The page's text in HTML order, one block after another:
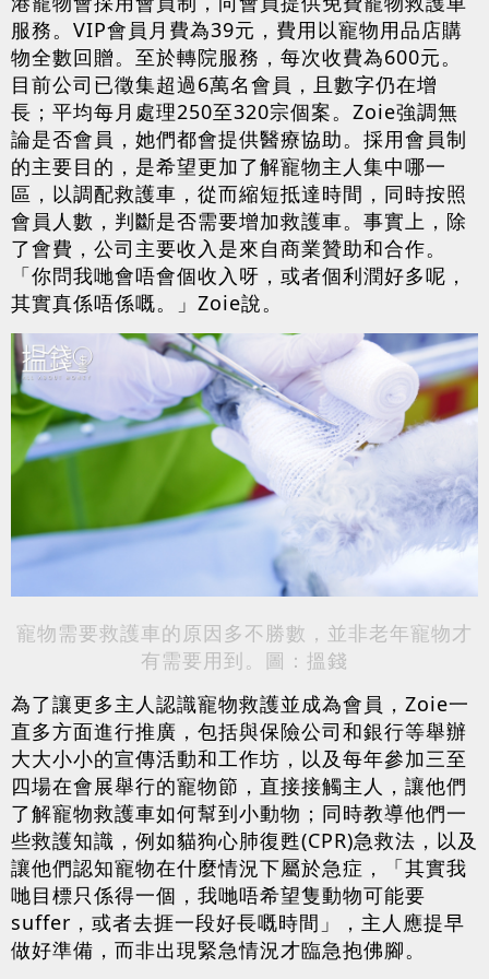
服務。VIP會員月費為39元，費用以寵物用品店購
物全數回贈。至於轉院服務，每次收費為600元。
目前公司已徵集超過6萬名會員，且數字仍在增
長；平均每月處理250至320宗個案。Zoie強調無
論是否會員，她們都會提供醫療協助。採用會員制
的主要目的，是希望更加了解寵物主人集中哪一
區，以調配救護車，從而縮短抵達時間，同時按照
會員人數，判斷是否需要增加救護車。事實上，除
了會費，公司主要收入是來自商業贊助和合作。
「你問我哋會唔會個收入呀，或者個利潤好多呢，
其實真係唔係嘅。」Zoie說。
寵物需要救護車的原因多不勝數，並非老年寵物才
有需要用到。圖：搵錢
為了讓更多主人認識寵物救護並成為會員，Zoie一
直多方面進行推廣，包括與保險公司和銀行等舉辦
大大小小的宣傳活動和工作坊，以及每年參加三至
四場在會展舉行的寵物節，直接接觸主人，讓他們
了解寵物救護車如何幫到小動物；同時教導他們一
些救護知識，例如貓狗心肺復甦(CPR)急救法，以及
讓他們認知寵物在什麼情況下屬於急症，「其實我
哋目標只係得一個，我哋唔希望隻動物可能要
suffer，或者去捱一段好長嘅時間」，主人應提早
做好準備，而非出現緊急情況才臨急抱佛腳。